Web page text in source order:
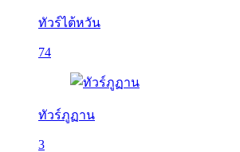
ทัวร์ไต้หวัน
74
ทัวร์ภูฏาน
3